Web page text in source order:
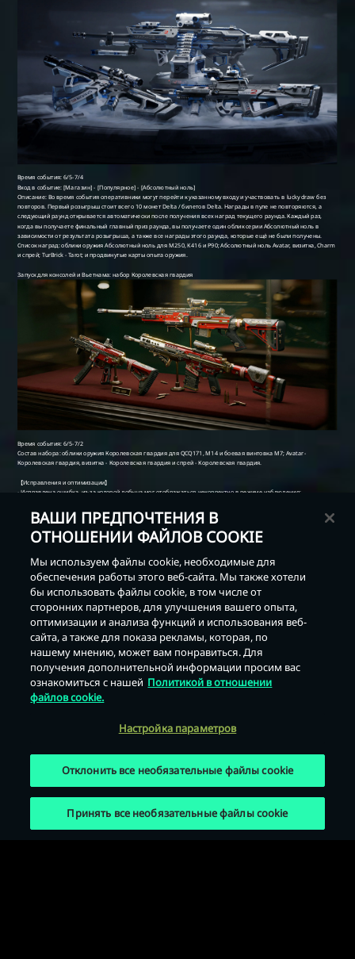
ВАШИ ПРЕДПОЧТЕНИЯ В
ОТНОШЕНИИ ФАЙЛОВ COOKIE
Мы используем файлы cookie, необходимые для
обеспечения работы этого веб-сайта. Мы также хотели
бы использовать файлы cookie, в том числе от
сторонних партнеров, для улучшения вашего опыта,
оптимизации и анализа функций и использования веб-
сайта, а также для показа рекламы, которая, по
нашему мнению, может вам понравиться. Для
получения дополнительной информации просим вас
ознакомиться с нашей Политикой в отношении
файлов cookie.
Настройка параметров
Отклонить все необязательные файлы cookie
Принять все необязательные файлы cookie